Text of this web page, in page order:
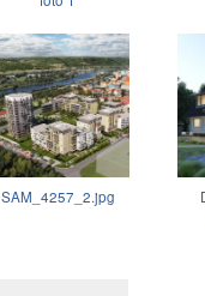
SAM_4257_2.jpg